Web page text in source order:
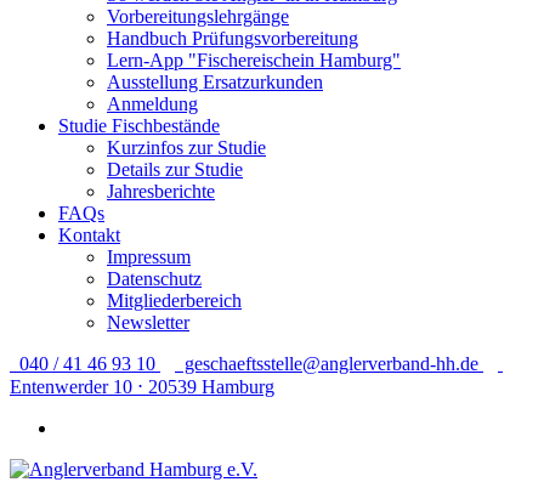
Vorbereitungslehrgänge
Handbuch Prüfungsvorbereitung
Lern-App "Fischereischein Hamburg"
Ausstellung Ersatzurkunden
Anmeldung
Studie Fischbestände
Kurzinfos zur Studie
Details zur Studie
Jahresberichte
FAQs
Kontakt
Impressum
Datenschutz
Mitgliederbereich
Newsletter
040 / 41 46 93 10
geschaeftsstelle@anglerverband-hh.de
Entenwerder 10 ⋅ 20539 Hamburg